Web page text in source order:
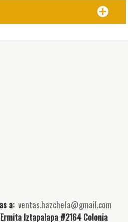
a: ventas.hazchela@gmail.com
Iztapalapa #2164 Colonia